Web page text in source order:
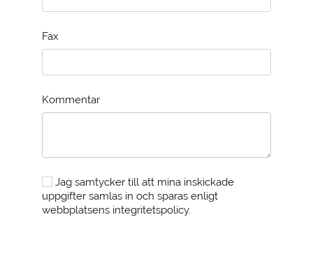
Fax
Kommentar
Jag samtycker till att mina inskickade
uppgifter samlas in och sparas enligt
webbplatsens integritetspolicy.